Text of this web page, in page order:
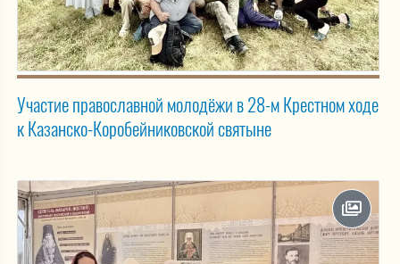
Участие православной молодёжи в 28-м Крестном ходе
к Казанско-Коробейниковской святыне